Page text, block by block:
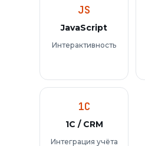
JS
JavaScript
Интерактивность
1C
1С / CRM
Интеграция учёта